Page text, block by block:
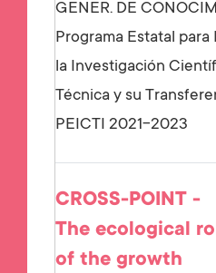
GENER. DE
Programa Estatal para
la Investigación
Técnica y su
PEICTI 2021-2023
CROSS-POINT -
The ecological
of the growth